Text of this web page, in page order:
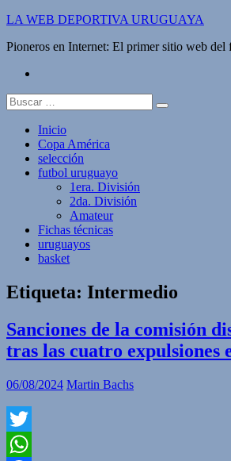
Saltar
contenido
LA WEB DEPORTIVA URUGUAYA
Pioneros en Internet: El primer sitio web
Buscar:
Inicio
Copa América
selección
futbol uruguayo
1era. División
2da. División
Amateur
Fichas técnicas
uruguayos
basket
Etiqueta: Intermedio
Sanciones de la comisión
tras las cuatro expulsiones
06/08/2024 Martin Bachs
Twitter